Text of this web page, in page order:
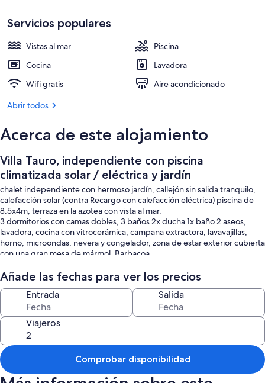
Servicios populares
Vistas al mar
Piscina
Cocina
Lavadora
Wifi gratis
Aire acondicionado
Abrir todos
Acerca de este alojamiento
Villa Tauro, independiente con piscina
climatizada solar / eléctrica y jardín
chalet independiente con hermoso jardín, callejón sin salida tranquilo,
calefacción solar (contra Recargo con calefacción eléctrica) piscina de
8.5x4m, terraza en la azotea con vista al mar.
3 dormitorios con camas dobles, 3 baños 2x ducha 1x baño 2 aseos,
lavadora, cocina con vitrocerámica, campana extractora, lavavajillas,
horno, microondas, nevera y congelador, zona de estar exterior cubierta
con una gran mesa de mármol. Barbacoa.
gratuito a internet WiFi.
Grandes terrazas con tumbonas y sol todo el día.
Añade las fechas para ver los precios
Entrada Salida
Viajeros
Comprobar disponibilidad